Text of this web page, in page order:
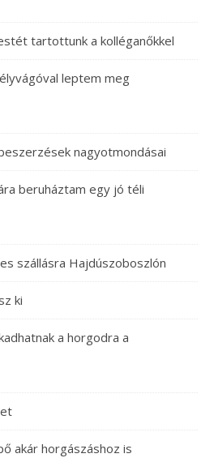
tartottunk a kolléganőkkel
leptem meg
nagyotmondásai
beruháztam egy jó téli
szállásra Hajdúszoboszlón
ki
a horgodra a
akár horgászáshoz is